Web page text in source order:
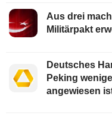
Aus drei
Militärpakt
Deutsches
Peking
angewiesen